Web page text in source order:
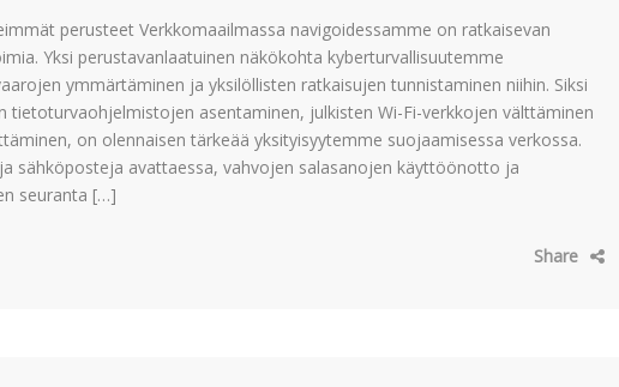
perusteet Verkkomaailmassa navigoidessamme on ratkaisevan
Yksi perustavanlaatuinen näkökohta kyberturvallisuutemme
ymmärtäminen ja yksilöllisten ratkaisujen tunnistaminen niihin. Siksi
tietoturvaohjelmistojen asentaminen, julkisten Wi-Fi-verkkojen välttäminen
on olennaisen tärkeää yksityisyytemme suojaamisessa verkossa.
sähköposteja avattaessa, vahvojen salasanojen käyttöönotto ja
seuranta […]
Share